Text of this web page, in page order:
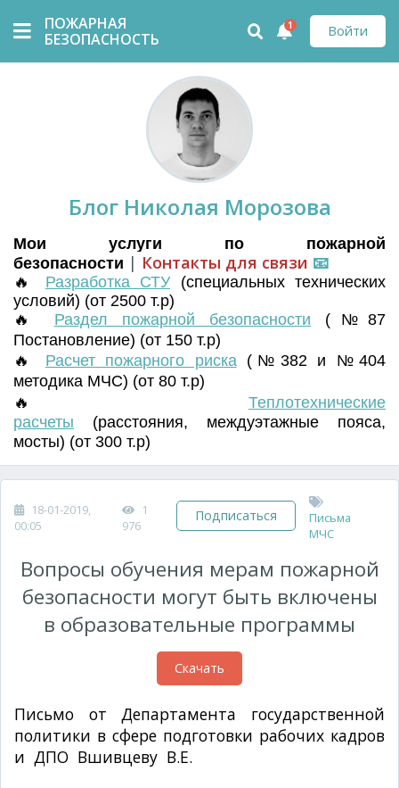
ПОЖАРНАЯ
БЕЗОПАСНОСТЬ
Войти
1
Блог Николая Морозова
Мои услуги по пожарной
безопасности | Контакты для связи 📧
🔥 Разработка СТУ (специальных технических
условий) (от 2500 т.р)
🔥 Раздел пожарной безопасности (№87
Постановление) (от 150 т.р)
🔥 Расчет пожарного риска(№382 и №404
методика МЧС) (от 80 т.р)
🔥 Теплотехнические
расчеты (расстояния, междуэтажные пояса,
мосты) (от 300 т.р)
18-01-2019,
00:05
1
976
Подписаться
Письма
МЧС
Вопросы обучения мерам пожарной
безопасности могут быть включены
в образовательные программы
Скачать
Письмо от Департамента государственной
политики в сфере подготовки рабочих кадров
и ДПО Вшивцеву В.Е.